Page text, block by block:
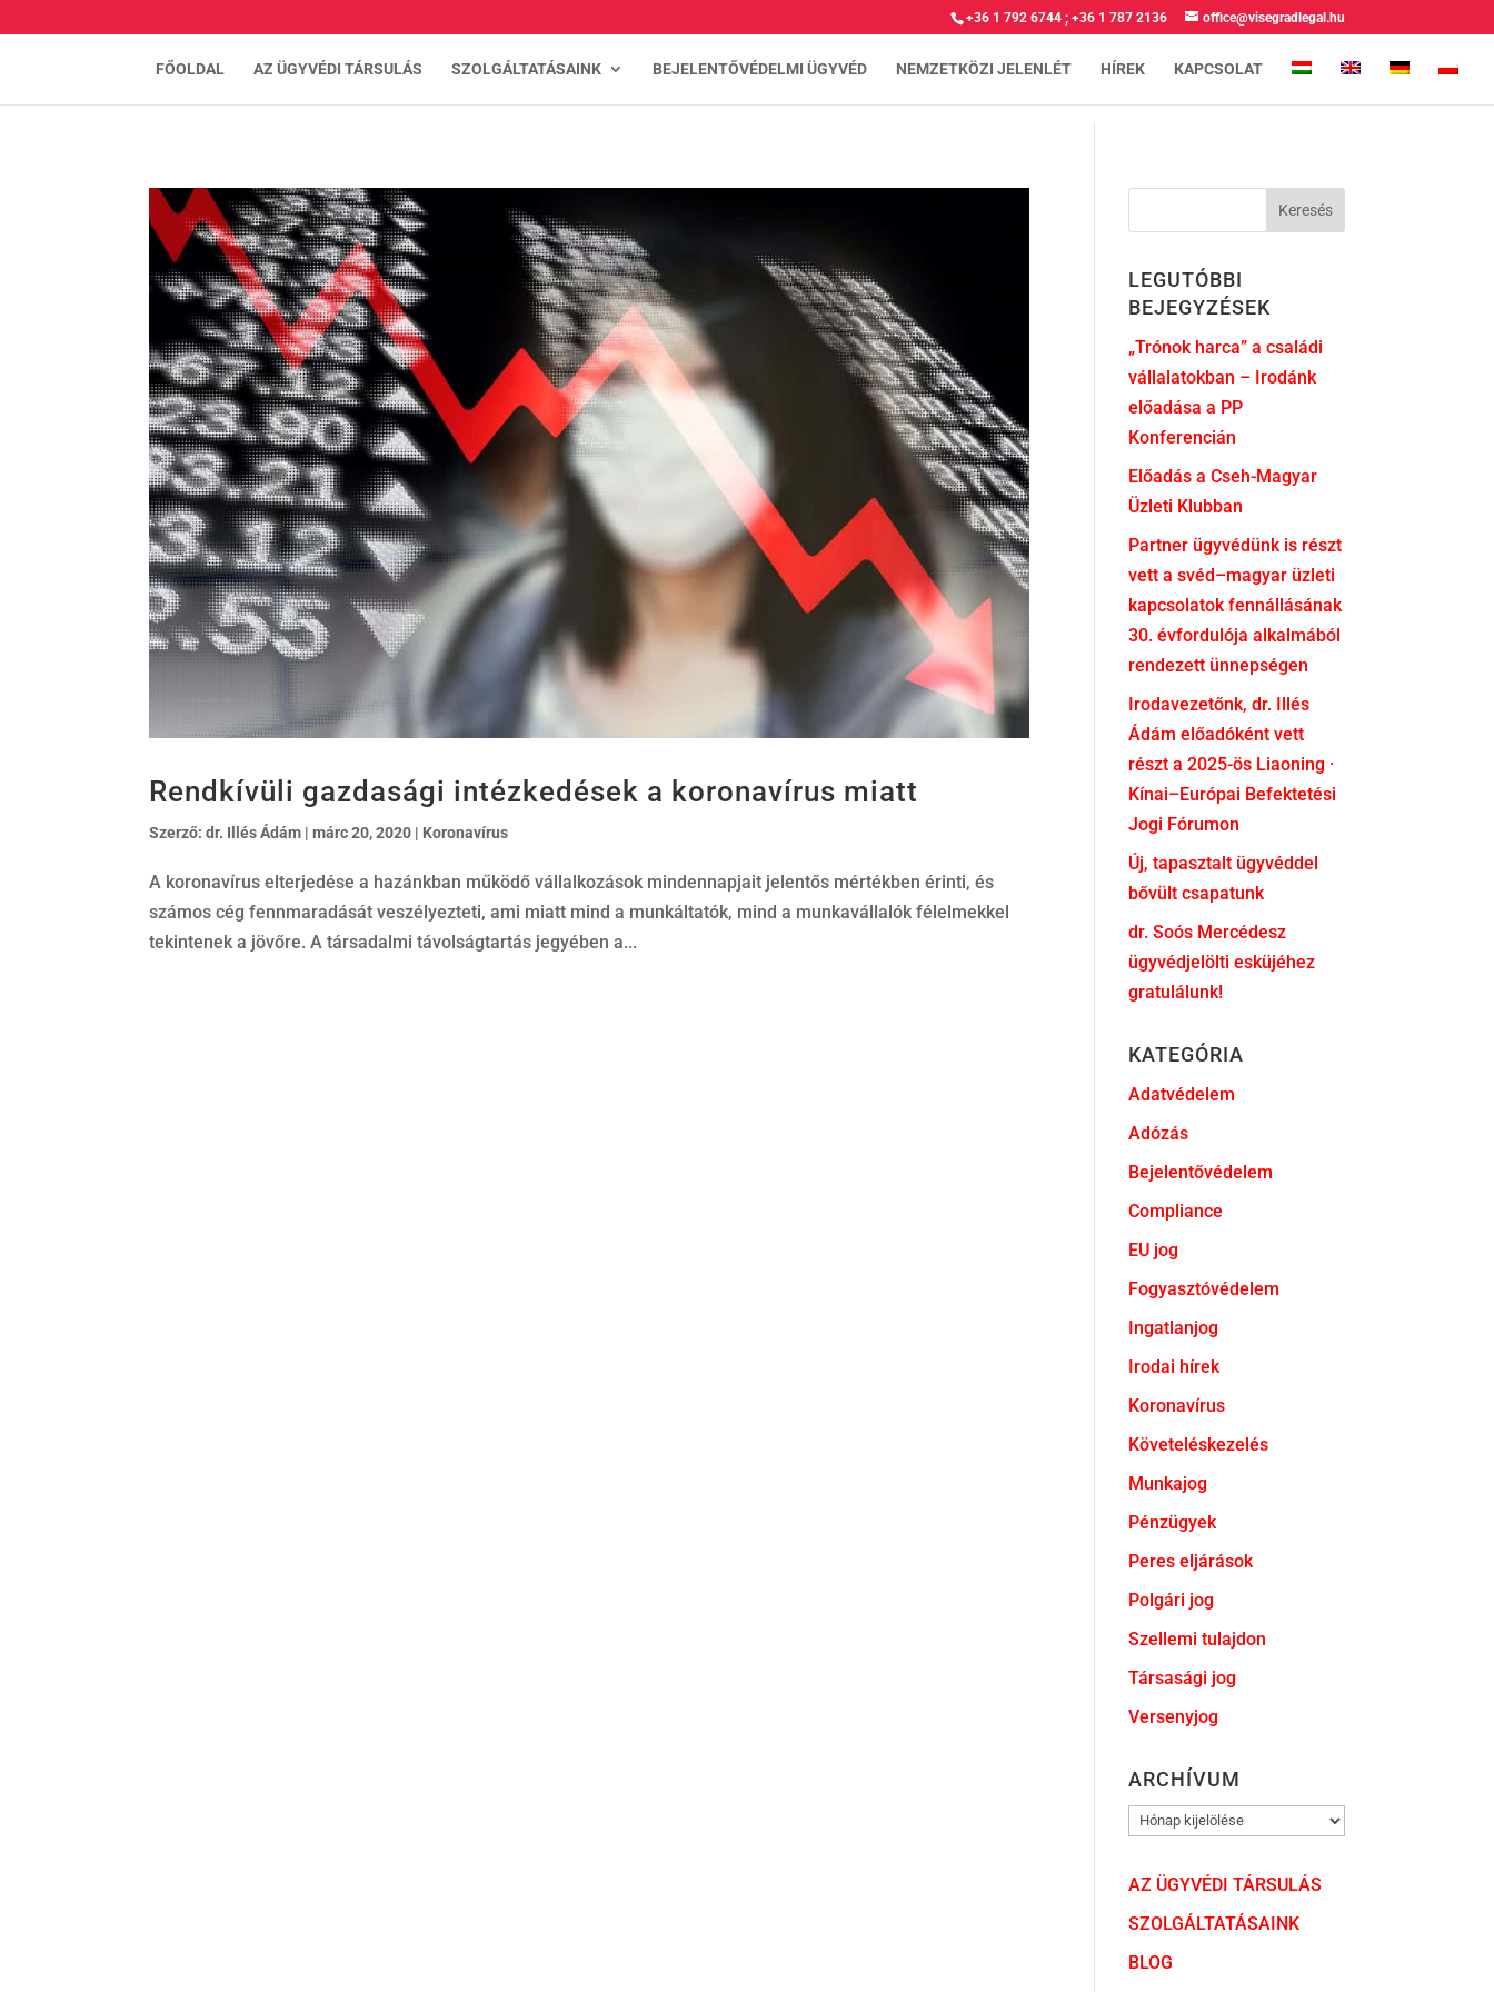
+36 1 792 6744; +36 1 787 2136 office@visegradlegal.hu
FŐOLDAL AZ ÜGYVÉDI TÁRSULÁS SZOLGÁLTATÁSAINK BEJELENTŐVÉDELMI ÜGYVÉD NEMZETKÖZI JELENLÉT HÍREK KAPCSOLAT
Rendkívüli gazdasági intézkedések a koronavírus miatt
Szerző:dr. Illés Ádám |márc 20, 2020 | Koronavírus
A koronavírus elterjedése a hazánkban működő vállalkozások mindennapjait jelentős mértékben érinti, és
számos cég fennmaradását veszélyezteti, ami miatt mind a munkáltatók, mind a munkavállalók félelmekkel
tekintenek a jövőre. A társadalmi távolságtartás jegyében a...
LEGUTÓBBI
BEJEGYZÉSEK
„Trónok harca” a családi
vállalatokban – Irodánk
előadása a PP
Konferencián
Előadás a Cseh-Magyar
Üzleti Klubban
Partner ügyvédünk is részt
vett a svéd–magyar üzleti
kapcsolatok fennállásának
30. évfordulója alkalmából
rendezett ünnepségen
Irodavezetőnk, dr. Illés
Ádám előadóként vett
részt a 2025-ös Liaoning ·
Kínai–Európai Befektetési
Jogi Fórumon
Új, tapasztalt ügyvéddel
bővült csapatunk
dr. Soós Mercédesz
ügyvédjelölti esküjéhez
gratulálunk!
KATEGÓRIA
Adatvédelem
Adózás
Bejelentővédelem
Compliance
EU jog
Fogyasztóvédelem
Ingatlanjog
Irodai hírek
Koronavírus
Követeléskezelés
Munkajog
Pénzügyek
Peres eljárások
Polgári jog
Szellemi tulajdon
Társasági jog
Versenyjog
ARCHÍVUM
ARCHÍVUM
AZ ÜGYVÉDI TÁRSULÁS
SZOLGÁLTATÁSAINK
BLOG